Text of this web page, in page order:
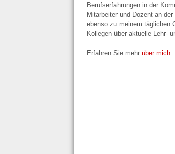
Berufserfahrungen in der
Mitarbeiter und Dozent an
ebenso zu meinem täglichen
Kollegen über aktuelle Lehr-
Erfahren Sie mehr über mich…